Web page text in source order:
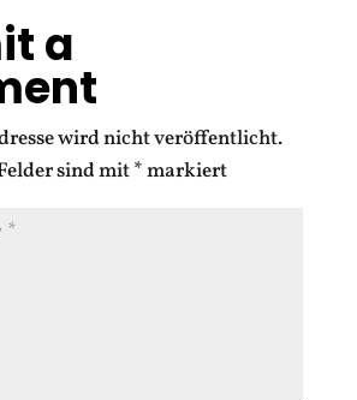
a
wird nicht veröffentlicht.
sind mit*markiert